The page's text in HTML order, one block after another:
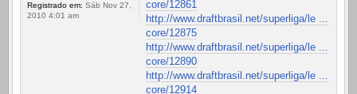
Registrado em: Sáb Nov 27,
2010 4:01 am
core/12861
http://www.draftbrasil.net/superliga/le ...
core/12875
http://www.draftbrasil.net/superliga/le ...
core/12890
http://www.draftbrasil.net/superliga/le ...
core/12914